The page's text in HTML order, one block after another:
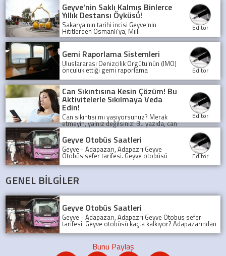
Geyve'nin Saklı Kalmış Binlerce
Yıllık Destansı Öyküsü!
Sakarya'nın tarihi incisi Geyve'nin
Hititlerden Osmanlı'ya, Milli
Mücadele'den günümüze uzanan
şaşırtıcı öyküsünü keşfedin. Bu binlerce
yıllık medeniyet mozaiği sizi bekliyor!
Editör
Gemi Raporlama Sistemleri
Uluslararası Denizcilik Örgütü'nün (IMO)
öncülük ettiği gemi raporlama
sistemleri, denizlerde güvenliği ve
şeffaflığı artırarak, olası kazaları önlüyor
ve deniz trafiğini düzenliyor.
Editör
Can Sıkıntısına Kesin Çözüm! Bu
Aktivitelerle Sıkılmaya Veda
Edin!
Can sıkıntısı mı yaşıyorsunuz? Merak
etmeyin, yalnız değilsiniz! Bu yazıda, can
sıkıntısını yenmek için birbirinden
eğlenceli ve yaratıcı aktiviteleri
keşfedeceksiniz.
Editör
Geyve Otobüs Saatleri
Geyve - Adapazarı, Adapazrı Geyve
Otobüs sefer tarifesi. Geyve otobüsü
kaçta kalkıyor? Adapazarından son
Geyve Otobüsü, Sefer tarifesi, geyve
koop otobüs
Editör
GENEL BİLGİLER
Geyve Otobüs Saatleri
Geyve - Adapazarı, Adapazrı Geyve Otobüs sefer
tarifesi. Geyve otobüsü kaçta kalkıyor? Adapazarından
son Geyve Otobüsü, Sefer tarifesi, geyve koop otobüs